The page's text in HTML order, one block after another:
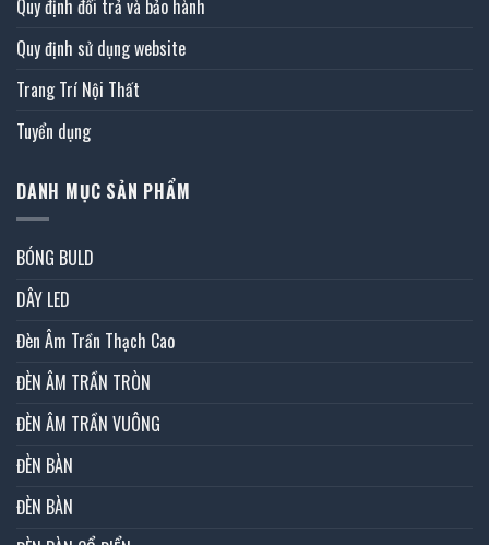
Quy định đổi trả và bảo hành
Quy định sử dụng website
Trang Trí Nội Thất
Tuyển dụng
DANH MỤC SẢN PHẨM
BÓNG BULD
DÂY LED
Đèn Âm Trần Thạch Cao
ĐÈN ÂM TRẦN TRÒN
ĐÈN ÂM TRẦN VUÔNG
ĐÈN BÀN
ĐÈN BÀN